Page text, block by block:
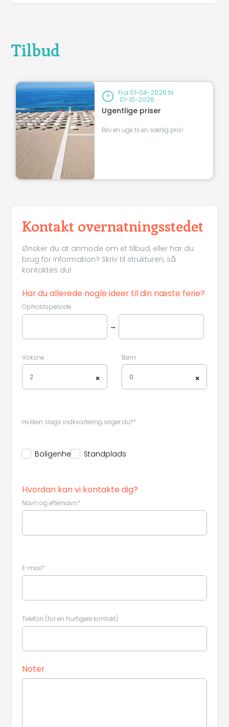
Tilbud
Fra 01-04-2026 til
01-10-2026
Ugentlige priser
Bliv en uge til en særlig pris!
Kontakt overnatningsstedet
Ønsker du at anmode om et tilbud, eller har du
brug for information? Skriv til strukturen, så
kontaktes du!
Har du allerede nogle ideer til din næste ferie?
Opholdsperiode
→
Voksne
×
2
Børn
×
0
Hvilken slags indkvartering søger du?*
Boligenhed Standplads
Hvordan kan vi kontakte dig?
Navn og efternavn*
E-mail*
Telefon (for en hurtigere kontakt)
Noter